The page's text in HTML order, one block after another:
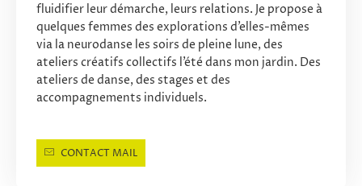
fluidifier leur démarche, leurs relations. Je propose à
quelques femmes des explorations d’elles-mêmes
via la neurodanse les soirs de pleine lune, des
ateliers créatifs collectifs l’été dans mon jardin. Des
ateliers de danse, des stages et des
accompagnements individuels.
CONTACT MAIL